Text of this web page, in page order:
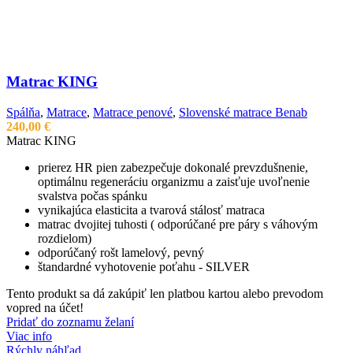
Matrac KING
Spálňa, Matrace, Matrace penové, Slovenské matrace Benab
240,00 €
Matrac KING
prierez HR pien zabezpečuje dokonalé prevzdušnenie,
optimálnu regeneráciu organizmu a zaisťuje uvoľnenie
svalstva počas spánku
vynikajúca elasticita a tvarová stálosť matraca
matrac dvojitej tuhosti ( odporúčané pre páry s váhovým
rozdielom)
odporúčaný rošt lamelový, pevný
štandardné vyhotovenie poťahu - SILVER
Tento produkt sa dá zakúpiť len platbou kartou alebo prevodom
vopred na účet!
Pridať do zoznamu želaní
Viac info
Rýchly náhľad